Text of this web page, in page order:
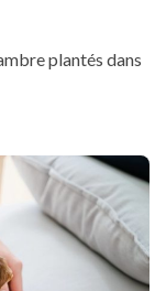
plantés dans